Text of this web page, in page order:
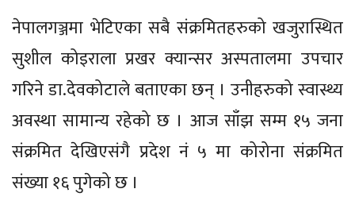
नेपालगञ्जमा भेटिएका सबै संक्रमितहरुको खजुरास्थित
सुशील कोइराला प्रखर क्यान्सर अस्पतालमा उपचार
गरिने डा.देवकोटाले बताएका छन् । उनीहरुको स्वास्थ्य
अवस्था सामान्य रहेको छ । आज साँझ सम्म १५ जना
संक्रमित देखिएसंगै प्रदेश नं ५ मा कोरोना संक्रमित
संख्या १६ पुगेको छ ।